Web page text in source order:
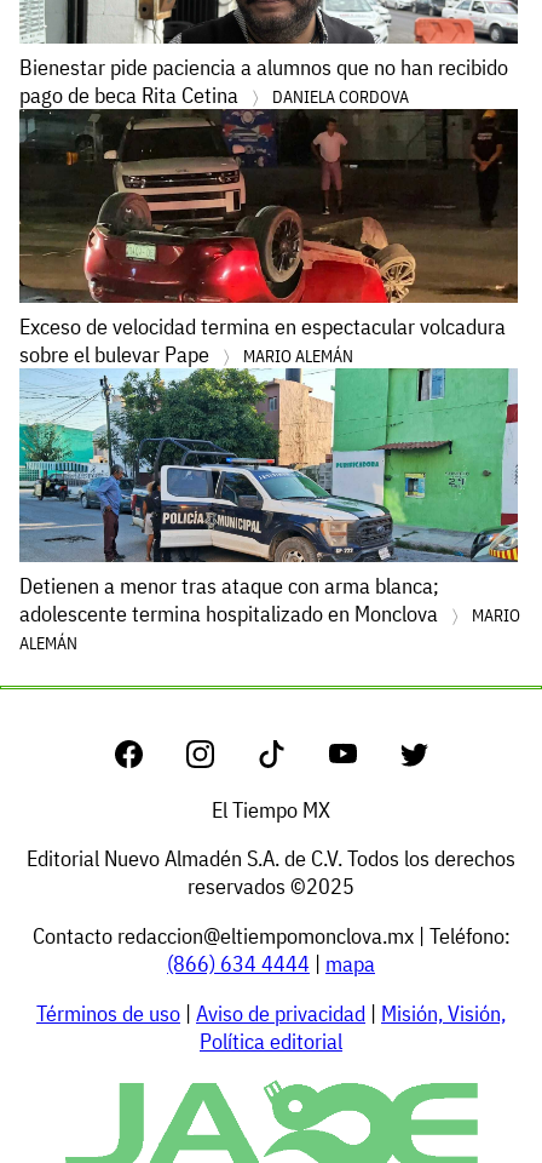
Bienestar pide paciencia a alumnos que no han recibido
pago de beca Rita Cetina
DANIELA CORDOVA
Exceso de velocidad termina en espectacular volcadura
sobre el bulevar Pape
MARIO ALEMÁN
Detienen a menor tras ataque con arma blanca;
adolescente termina hospitalizado en Monclova
MARIO
ALEMÁN
El Tiempo MX
Editorial Nuevo Almadén S.A. de C.V. Todos los derechos
reservados ©2025
Contacto redaccion@eltiempomonclova.mx| Teléfono:
(866) 634 4444 | mapa
Términos de uso | Aviso de privacidad | Misión, Visión,
Política editorial